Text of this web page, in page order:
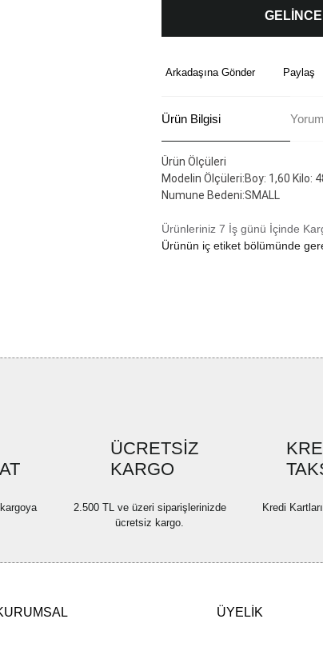
Arkadaşına Gönder Paylaş
Ürün Bilgisi
Ürün Ölçüleri
Modelin Ölçüleri:Boy: 1,60 Kilo:
Numune Bedeni:SMALL
Ürünleriniz 7 İş günü İçinde
Ürünün iç etiket bölümünde
Ürün resmi kalitesiz, bozuk
Bu ürüne benzer farklı
ÜCRETSİZ
KARGO
2.500 TL ve üzeri siparişlerinizde
ücretsiz kargo.
Kredi
ÜYELİK